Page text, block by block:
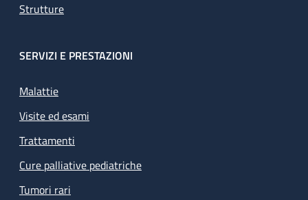
Strutture
SERVIZI E PRESTAZIONI
Malattie
Visite ed esami
Trattamenti
Cure palliative pediatriche
Tumori rari